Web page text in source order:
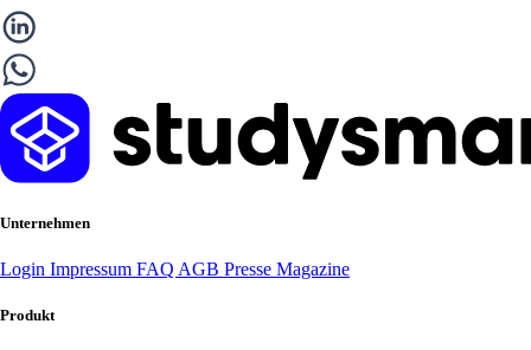
Unternehmen
Login Impressum FAQ AGB Presse Magazine
Produkt